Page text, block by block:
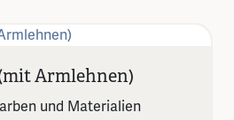
Armlehnen)
und Materialien